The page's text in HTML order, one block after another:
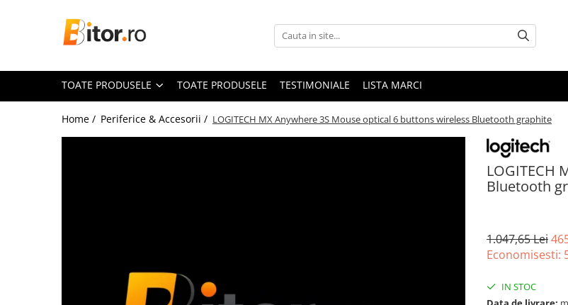
Toate Produsele
Laptop-uri Gaming
Laptop-uri Workstation
Imprimante & Multifuncționale
TOATE PRODUSELE TOATE PRODUSELE TESTIMONIALE LISTA MARCI
Home / Periferice & Accesorii / LOGITECH MX Anywhere 3S Mouse optical 6 buttons wireless Bluetooth graphite
LOGITECH
Bluetooth
1.047,65 Lei
Economisesti:
IN STOC